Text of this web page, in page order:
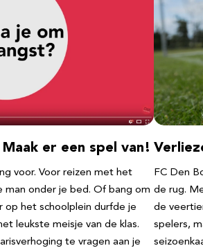
er een spel van!
voor. Voor reizen met het
man onder je bed. Of bang om
op het schoolplein durfde je
leukste meisje van de klas.
te vragen aan je
FC Den
de rug.
de
spelers,